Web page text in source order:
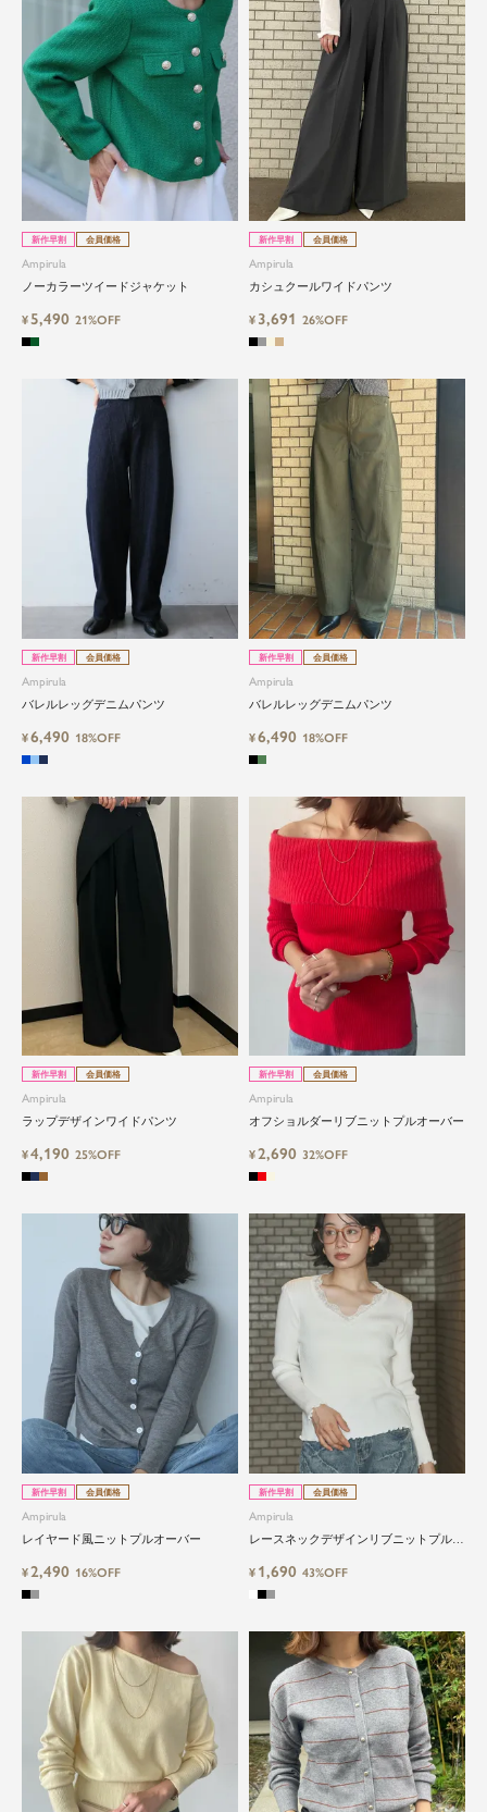
新作早割 会員価格
Ampirula
ノーカラーツイードジャケット
¥5,490 21%OFF
新作早割 会員価格
Ampirula
カシュクールワイドパンツ
¥ 3,691 26%OFF
新作早割 会員価格
Ampirula
バレルレッグデニムパンツ
¥6,490 18%OFF
新作早割 会員価格
Ampirula
バレルレッグデニムパンツ
¥6,490 18%OFF
新作早割 会員価格
Ampirula
ラップデザインワイドパンツ
¥4,190 25%OFF
新作早割 会員価格
Ampirula
オフショルダーリブニットプルオーバー
¥2,690 32%OFF
新作早割 会員価格
Ampirula
レイヤード風ニットプルオーバー
¥2,490 16%OFF
新作早割 会員価格
Ampirula
レースネックデザインリブニットプルオ
¥ 1,690 43%OFF